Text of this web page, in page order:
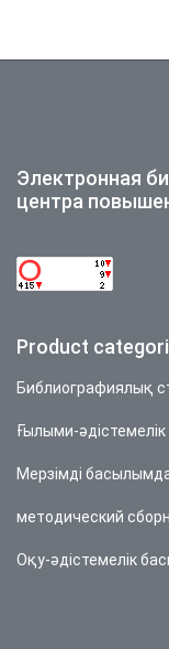
Электронная
центра
Product
Библиографиялық
Ғылыми-
Мерзімді
методический
Оқу-әдістемелік